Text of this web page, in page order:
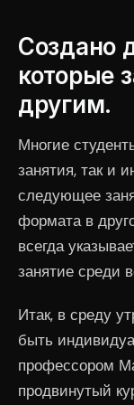
Создано
которые
другим.
Многие
занятия, так и
следующее
формата в
всегда
занятие среди
Итак, в среду
быть
профессором
продвинутый